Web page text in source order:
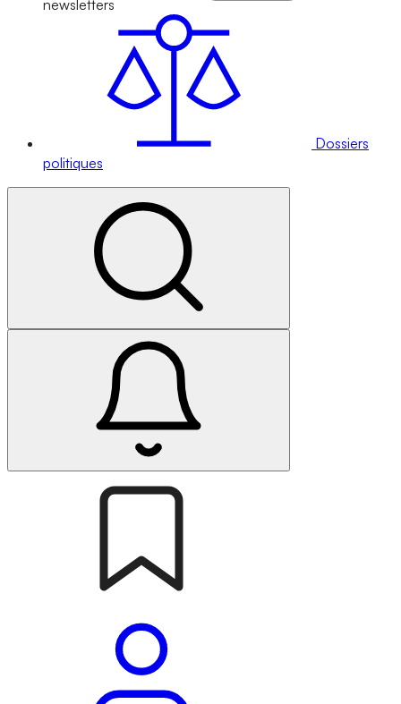
newsletters
Dossiers
politiques